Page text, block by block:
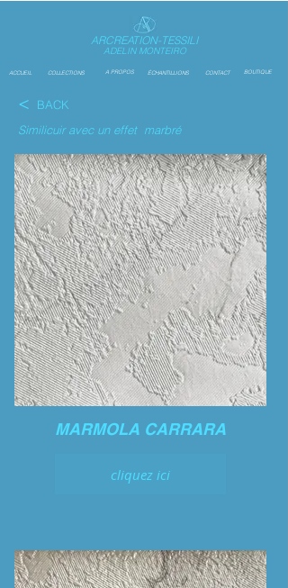
ARCREATION-TESSILI
ADELIN MONTEIRO
ACCUEIL COLLECTIONS A PROPOS ÉCHANTILLIONS CONTACT BOUTIQUE
<
BACK
Similicuir avec un effet marbré
MARMOLA CARRARA
cliquez ici